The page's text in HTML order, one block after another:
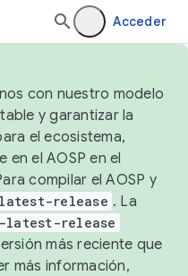
Acceder
con nuestro modelo
y garantizar la
el ecosistema,
el AOSP en el
compilar el AOSP y
release . La
latest-release
más reciente que
más información,